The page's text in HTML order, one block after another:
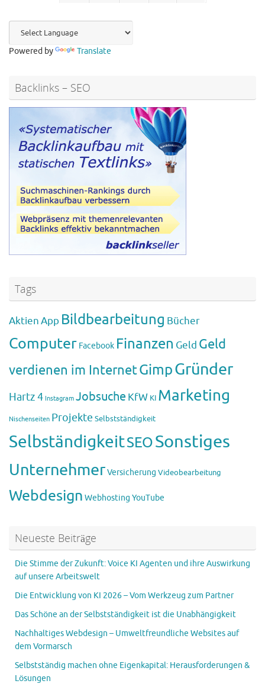
Powered by Translate
Backlinks – SEO
Tags
AktienApp Bildbearbeitung Bücher
Computer Facebook Finanzen Geld Geld
verdienen im InternetGimpGründer
Hartz 4 Instagram Jobsuche KfW KI Marketing
Nischenseiten Projekte Selbstständigkeit
SelbständigkeitSEOSonstiges
UnternehmerVersicherung Videobearbeitung
Webdesign Webhosting YouTube
Neueste Beiträge
Die Stimme der Zukunft: Voice KI Agenten und ihre Auswirkung
auf unsere Arbeitswelt
Die Entwicklung von KI 2026 – Vom Werkzeug zum Partner
Das Schöne an der Selbstständigkeit ist die Unabhängigkeit
Nachhaltiges Webdesign – Umweltfreundliche Websites auf
dem Vormarsch
Selbstständig machen ohne Eigenkapital: Herausforderungen &
Lösungen